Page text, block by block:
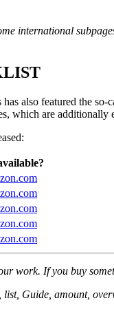
international
also featured the
which are
work. If you buy
Guide, amount,